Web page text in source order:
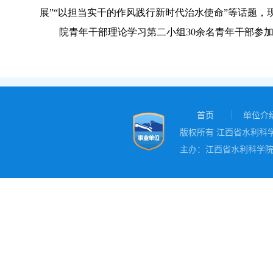
展”“以担当实干的作风践行新时代治水使命”等话题 ，
院青年干部理论学习第二小组30余名青年干部参
首页
单位介
版权所有 江西省水利科
主办：江西省水利科学